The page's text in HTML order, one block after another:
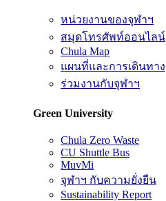
หน่วยงานของจุฬาฯ
สมุดโทรศัพท์ออนไลน์
Chula Map
แผนที่และการเดินทาง
ร่วมงานกับจุฬาฯ
Green University
Chula Zero Waste
CU Shuttle Bus
MuvMi
จุฬาฯ กับความยั่งยืน
Sustainability Report